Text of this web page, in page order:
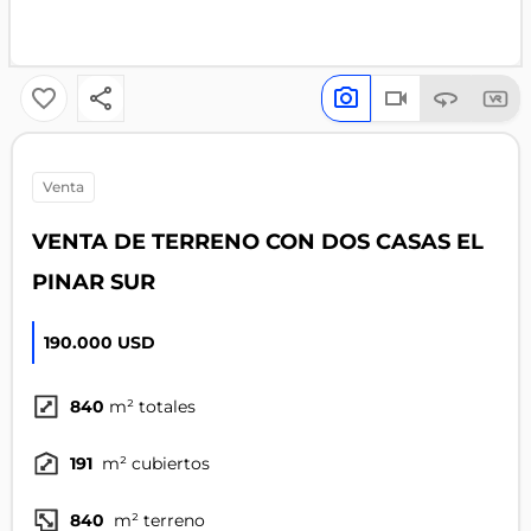
venta
VENTA DE TERRENO CON DOS CASAS EL
PINAR SUR
190.000 USD
840 m² totales
191 m² cubiertos
840 m² terreno